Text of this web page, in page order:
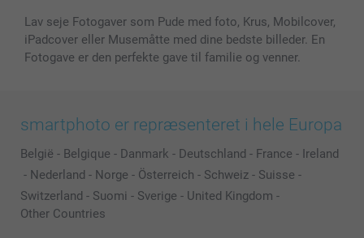
Lav seje Fotogaver som Pude med foto, Krus, Mobilcover,
iPadcover eller Musemåtte med dine bedste billeder. En
Fotogave er den perfekte gave til familie og venner.
smartphoto er repræsenteret i hele Europa
België - Belgique - Danmark - Deutschland - France - Ireland
- Nederland - Norge - Österreich - Schweiz - Suisse -
Switzerland - Suomi - Sverige - United Kingdom -
Other Countries